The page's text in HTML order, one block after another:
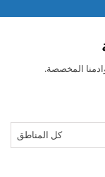
المخصصة.
كل المناطق